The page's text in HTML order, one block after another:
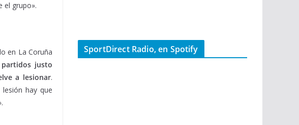
el grupo».
en La Coruña
justo
a lesionar.
hay que
SportDirect Radio, en Spotify